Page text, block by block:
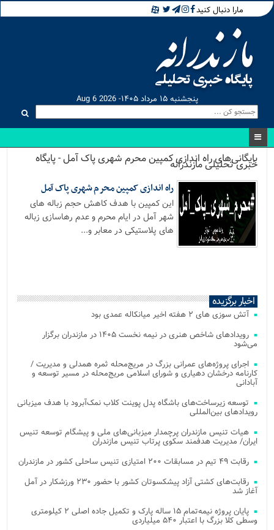
مارا دنبال کنید
پنجشنبه ۱۵ مرداد ۱۴۰۵- Aug 6 2026
بایگانی‌های راه اندازی کمپین محرم شهری پاک آمل - پایگاه
خبری تحلیلی مازندرانه
راه اندازی کمپین محرم شهری پاک آمل
این کمپین با هدف کاهش حجم زباله های
شهر آمل در ایام محرم و عدم رهاسازی زباله
های پلاستیکی در معابر و...
اخبار برگزیده
آتش‌ سوزی‌ های ۲ هفته اخیر میانکاله عمدی بود
رویدادهای شاخص هنری در نیمه نخست ۱۴۰۵ در مازندران برگزار
می‌شود
اجرای پروژه‌های عمرانی بزرگ در مریج‌محله ثمره همدلی و مدیریت /
کارنامه درخشان دهیاری و شورای اسلامی مریج‌محله در مسیر توسعه و
آبادانی
توسعه زیرساخت‌های باشگاه پدل پوینت کلاب نمک‌آبرود با هدف میزبانی
رویدادهای بین‌المللی
هیات تنیس مازندران پرچمدار میزبانی‌های ملی و پیشگام توسعه تنیس
ایران/ مدیریت هدفمند سکوی پرتاب تنیس مازندران
رقابت ۴۹ تیم در مسابقات ۲۰۰ امتیازی تنیس ساحلی کشور در مازندران
رقابت‌های کشتی آزاد پیشکسوتان کشور با حضور ۲۳۰ ورزشکار در آمل
آغاز شد
پایان پروژه نیمه‌تمام ۱۵ ساله پارک و تکمیل جاده اصلی ۲ کیلومتری
وسطی کلا بزرگ با اعتبار ۵۴۰ میلیاردی